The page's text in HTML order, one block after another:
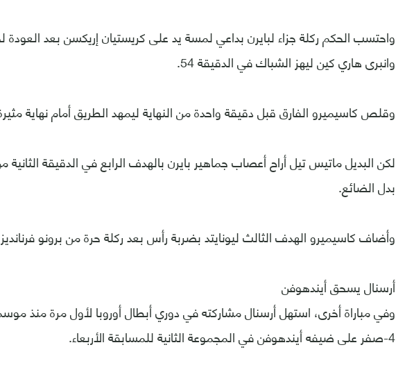
واحتسب الحكم ركلة جزاء لبايرن بداعي لمسة يد على كريستيان إريكسن بعد العودة
وانبرى هاري كين ليهز الشباك في الدقيقة 54.
وقلص كاسيميرو الفارق قبل دقيقة واحدة من النهاية ليمهد الطريق أمام نهاية
لكن البديل ماتيس تيل أراح أعصاب جماهير بايرن بالهدف الرابع في الدقيقة
بدل الضائع.
وأضاف كاسيميرو الهدف الثالث ليونايتد بضربة رأس بعد ركلة حرة من برونو
أرسنال يسحق أيندهوفن
4-صفر على ضيفه أيندهوفن في المجموعة الثانية للمسابقة الأربعاء.